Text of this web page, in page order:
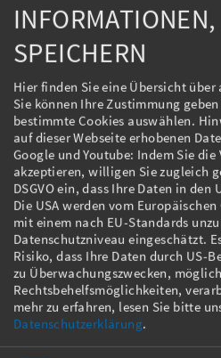
PRESSEARTIKEL
06.07.2015 - OTZ Online:
Suchy Textilmaschinenbau
05.02.2015 - OTZ Gera: Letzter
Region Gera: Jede Maschine
Historie
Kernkompetenzen
Services
SPEICHERN
Hier finden Sie eine Übersicht
Sie können Ihre Zustimmung
bestimmte Cookies auswählen.
auf dieser Webseite erhobenen
Google und Youtube: Indem Sie
akzeptieren, willigen Sie zugleich
DSGVO ein, dass Ihre Daten in den
Die USA werden vom
mit einem nach EU-Standards
Datenschutzniveau eingeschätzt.
Risiko, dass Ihre Daten durch US-
zu Überwachungszwecken,
Rechtsbehelfsmöglichkeiten,
mehr zu erfahren, lesen Sie bitte
Datenschutzerklärung.